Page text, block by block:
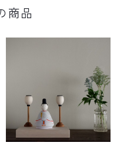
商品